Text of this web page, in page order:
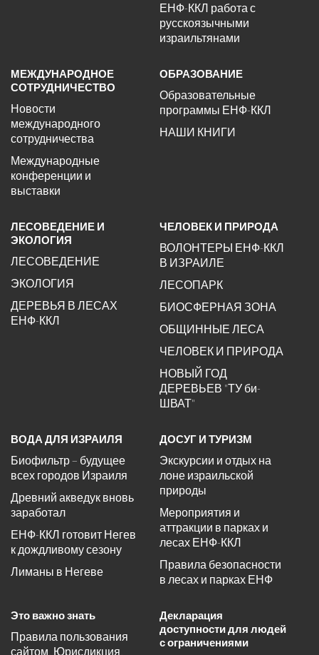
ЕНФ-ККЛ работа с
русскоязычными
израильтянами
МЕЖДУНАРОДНОЕ
СОТРУДНИЧЕСТВО
Новости
международного
сотрудничества
Международные
конференции и
выставки
ОБРАЗОВАНИЕ
Образовательные
программы ЕНФ-ККЛ
НАШИ КНИГИ
ЛЕСОВЕДЕНИЕ И
ЭКОЛОГИЯ
ЛЕСОВЕДЕНИЕ
ЭКОЛОГИЯ
ДЕРЕВЬЯ В ЛЕСАХ
ЕНФ-ККЛ
ЧЕЛОВЕК И ПРИРОДА
ВОЛОНТЕРЫ ЕНФ-ККЛ
В ИЗРАИЛЕ
ЛЕСОПАРК
БИОСФЕРНАЯ ЗОНА
ОБЩИННЫЕ ЛЕСА
ЧЕЛОВЕК И ПРИРОДА
НОВЫЙ ГОД
ДЕРЕВЬЕВ "ТУ би-
ШВАТ"
ВОДА ДЛЯ ИЗРАИЛЯ
Биофильтр – будущее
всех городов Израиля
Древний акведук вновь
заработал
ЕНФ-ККЛ готовит Негев
к дождливому сезону
Лиманы в Негеве
ДОСУГ И ТУРИЗМ
Экскурсии и отдых на
лоне израильской
природы
Мероприятия и
аттракции в парках и
лесах ЕНФ-ККЛ
Правила безопасности
в лесах и парках ЕНФ
Это важно знать
Правила пользования
сайтом, Юрисдикция,
Декларация
доступности для людей
с ограничениями